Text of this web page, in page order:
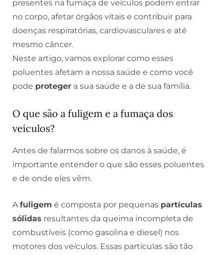
presentes na fumaça de veículos podem entrar
no corpo, afetar órgãos vitais e contribuir para
doenças respiratórias, cardiovasculares e até
mesmo câncer.
Neste artigo, vamos explorar como esses
poluentes afetam a nossa saúde e como você
pode proteger a sua saúde e a de sua família.
O que são a fuligem e a fumaça dos
veículos?
Antes de falarmos sobre os danos à saúde, é
importante entender o que são esses poluentes
e de onde eles vêm.
Afuligem é composta por pequenas partículas
sólidas resultantes da queima incompleta de
combustíveis (como gasolina e diesel) nos
motores dos veículos. Essas partículas são tão